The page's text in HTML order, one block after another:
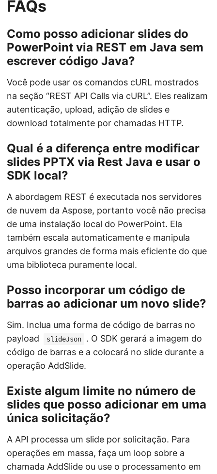
FAQs
Como posso adicionar slides do
PowerPoint via REST em Java sem
escrever código Java?
Você pode usar os comandos cURL mostrados
na seção “REST API Calls via cURL”. Eles realizam
autenticação, upload, adição de slides e
download totalmente por chamadas HTTP.
Qual é a diferença entre modificar
slides PPTX via Rest Java e usar o
SDK local?
A abordagem REST é executada nos servidores
de nuvem da Aspose, portanto você não precisa
de uma instalação local do PowerPoint. Ela
também escala automaticamente e manipula
arquivos grandes de forma mais eficiente do que
uma biblioteca puramente local.
Posso incorporar um código de
barras ao adicionar um novo slide?
Sim. Inclua uma forma de código de barras no
payload
slideJson
. O SDK gerará a imagem do
código de barras e a colocará no slide durante a
operação AddSlide.
Existe algum limite no número de
slides que posso adicionar em uma
única solicitação?
A API processa um slide por solicitação. Para
operações em massa, faça um loop sobre a
chamada AddSlide ou use o processamento em